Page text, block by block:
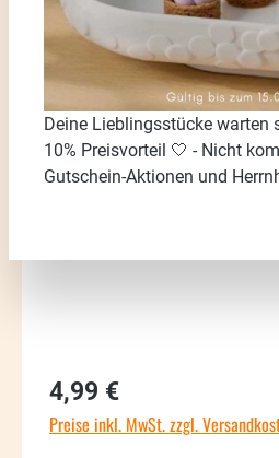
Bildergalerie überspringen
Regulärer Preis:
4,99 €
Preise inkl. MwSt. zzgl.
Deine Lieblingsstücke warten
10% Preisvorteil 🤍 - Nicht
Gutschein-Aktionen und